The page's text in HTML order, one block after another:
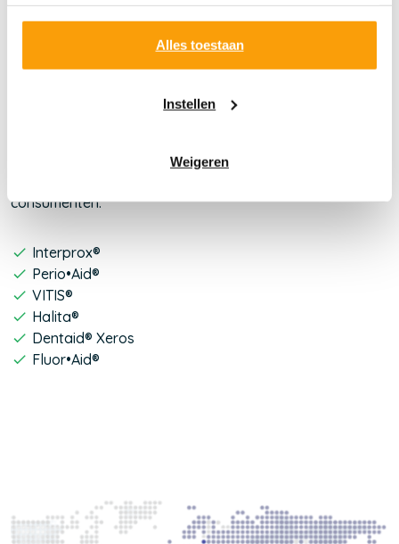
u liever geen cookies, klik dan op "instellen". Op onze
kunt u meer lezen over onze cookies.
Alles toestaan
Instellen
Weigeren
bewijs over de relatie tussen de algemene gezondheid
producten verbetert Dentaid de mondgezondheid. Wij
werken daarbij nauw samen met professionals met als
gezamenlijk doel de bewustmaking van het belang van
worden dagelijks door vele tandartsen, apothekers en
consumenten.
Interprox®
Perio•Aid®
VITIS®
Halita®
Dentaid® Xeros
Fluor•Aid®